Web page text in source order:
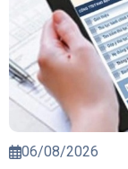
06/08/2026